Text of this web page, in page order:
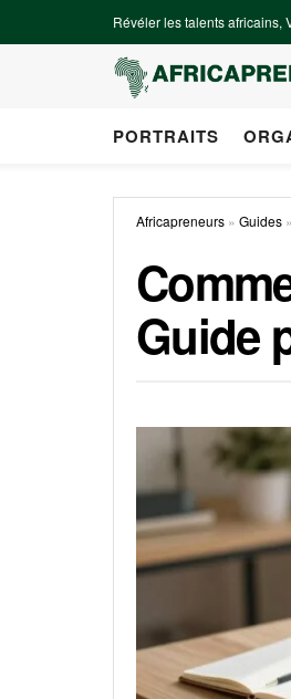
Révéler les talents africains,
PORTRAITS
Africapreneurs » Guides »
Guide